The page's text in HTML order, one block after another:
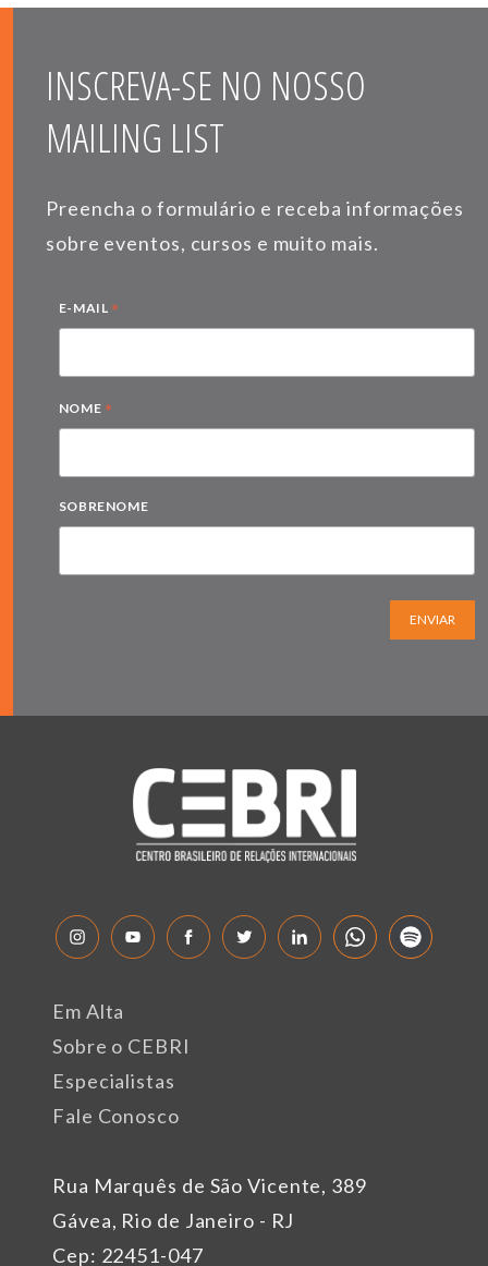
INSCREVA-SE NO NOSSO
MAILING LIST
Preencha o formulário e receba informações
sobre eventos, cursos e muito mais.
E-MAIL *
NOME *
SOBRENOME
ENVIAR
Rua Marquês de São Vicente, 389
Gávea, Rio de Janeiro - RJ
Cep: 22451-047
Em Alta
Sobre o CEBRI
Especialistas
Fale Conosco